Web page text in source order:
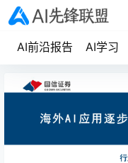
AI前沿报告 AI学习